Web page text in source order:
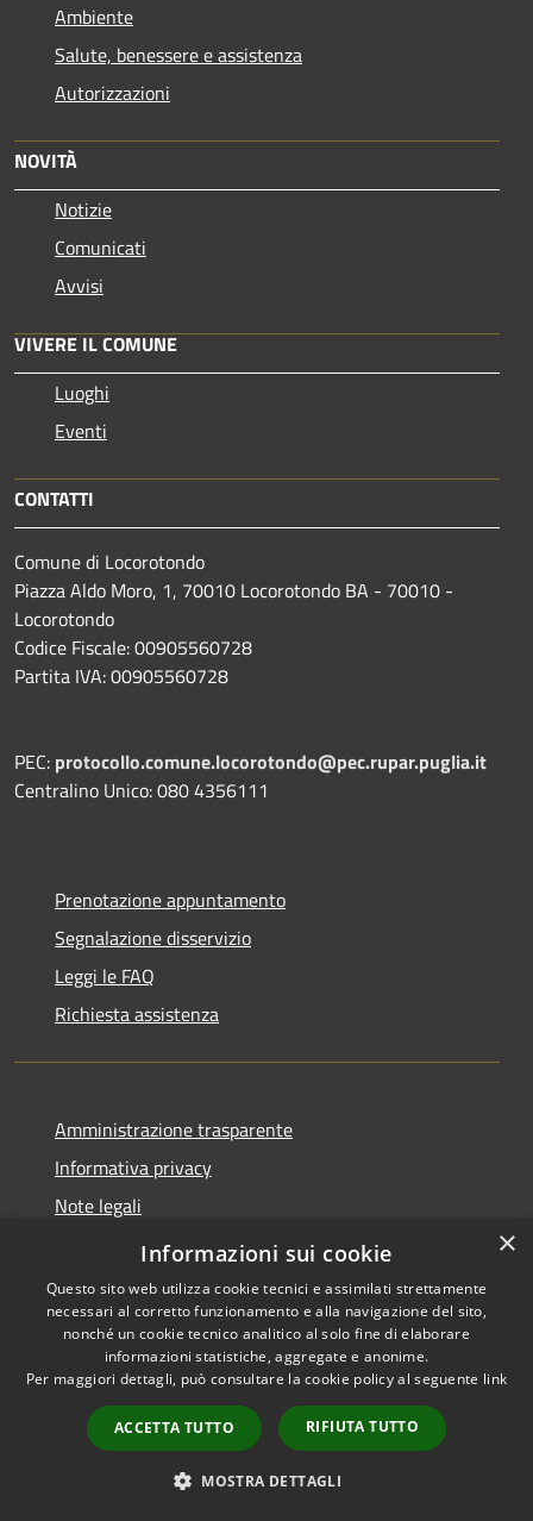
Ambiente
Salute, benessere e assistenza
Autorizzazioni
NOVITÀ
Notizie
Comunicati
Avvisi
VIVERE IL COMUNE
Luoghi
Eventi
CONTATTI
Comune di Locorotondo
Piazza Aldo Moro, 1, 70010 Locorotondo BA - 70010 -
Locorotondo
Codice Fiscale: 00905560728
Partita IVA: 00905560728
PEC: protocollo.comune.locorotondo@pec.rupar.puglia.it
Centralino Unico: 080 4356111
Prenotazione appuntamento
Segnalazione disservizio
Leggi le FAQ
Richiesta assistenza
Amministrazione trasparente
Informativa privacy
Note legali
Dichiarazione di accessibilità
Accessibilità
Copyright © 2026 • Comune di
Locorotondo • Powered by
Municipium•
Accesso
redazione
×
Informazioni sui cookie
Questo sito web utilizza cookie tecnici e assimilati strettamente
necessari al corretto funzionamento e alla navigazione del sito,
nonché un cookie tecnico analitico al solo fine di elaborare
informazioni statistiche, aggregate e anonime.
Per maggiori dettagli, può consultare la cookie policy al seguente link
ACCETTA TUTTO RIFIUTA TUTTO
MOSTRA DETTAGLI